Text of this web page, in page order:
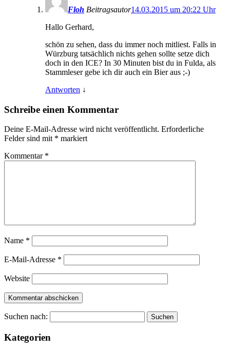
Floh Beitragsautor14.03.2015 um 20:22 Uhr
Hallo Gerhard,
schön zu sehen, dass du immer noch mitliest. Falls in
Würzburg tatsächlich nichts gehen sollte setze dich
doch in den ICE? In 30 Minuten bist du in Fulda, als
Stammleser gebe ich dir auch ein Bier aus ;-)
Antworten ↓
Schreibe einen Kommentar
Deine E-Mail-Adresse wird nicht veröffentlicht. Erforderliche
Felder sind mit * markiert
Kommentar *
Name *
E-Mail-Adresse *
Website
Suchen nach:
Kategorien